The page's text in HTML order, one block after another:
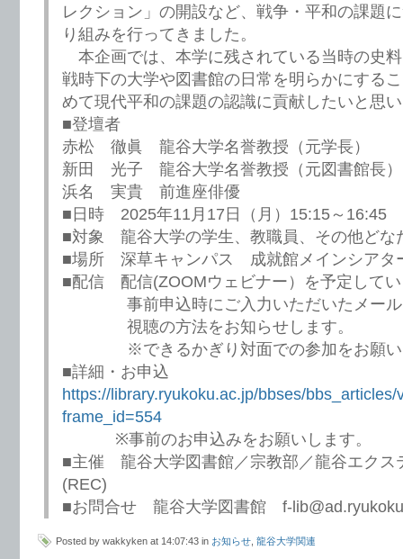
レクション」の開設など、戦争・平和の課題
り組みを行ってきました。
本企画では、本学に残されている当時の史
戦時下の大学や図書館の日常を明らかにする
めて現代平和の課題の認識に貢献したいと思
■登壇者
赤松 徹眞 龍谷大学名誉教授（元学長）
新田 光子 龍谷大学名誉教授（元図書館長）
浜名 実貴 前進座俳優
■日時 2025年11月17日（月）15:15～16:45
■対象 龍谷大学の学生、教職員、その他どな
■場所 深草キャンパス 成就館メインシアタ
■配信 配信(ZOOMウェビナー）を予定して
事前申込時にご入力いただいたメール
視聴の方法をお知らせします。
※できるかぎり対面での参加をお願い
■詳細・お申込
https://library.ryukoku.ac.jp/bbses/
frame_id=554
※事前のお申込みをお願いします。
■主催 龍谷大学図書館／宗教部／龍谷エクス
(REC)
■お問合せ 龍谷大学図書館 f-
Posted by wakkyken at 14:07:43 in お知らせ 龍谷大学関連